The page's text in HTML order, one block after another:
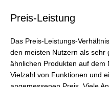
Preis-Leistung
Das Preis-Leistungs-
den meisten Nutzern als sehr
ähnlichen Produkten auf
Vielzahl von Funktionen und